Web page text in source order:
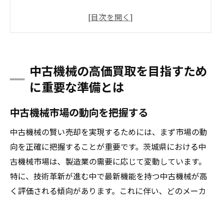
機械の使用履歴を詳しく記録する
適切な査定条件を事前に確認する
茨城県で中古機械のスムーズな売却を実現する
ためのステップ
地域の買取業者の特徴を理解する
売却タイミングを見極める
必要書類の準備と確認
査定時のチェックポイント
交渉の際の注意点
中古機械の高価買取を目指すため
に重要な準備とは
中古機械市場の動向を把握する
中古機械の賢い売却を実現するためには、まず市場の動
向を正確に把握することが重要です。茨城県における中
古機械市場は、製造業の需要に応じて変動しています。
特に、技術革新が進む中で最新機能を持つ中古機械が高
く評価される傾向があります。これに伴い、どのメーカ